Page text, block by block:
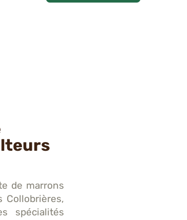
de marrons
Collobrières,
spécialités